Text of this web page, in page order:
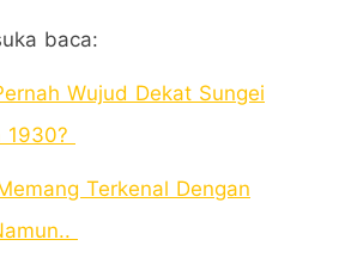
baca:
Wujud Dekat Sungei
1930?
Terkenal Dengan